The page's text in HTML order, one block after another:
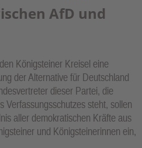
AfD und
Königsteiner Kreisel eine
der Alternative für Deutschland
dieser Partei, die
Verfassungsschutzes steht, sollen
aller demokratischen Kräfte aus
und Königsteinerinnen ein,